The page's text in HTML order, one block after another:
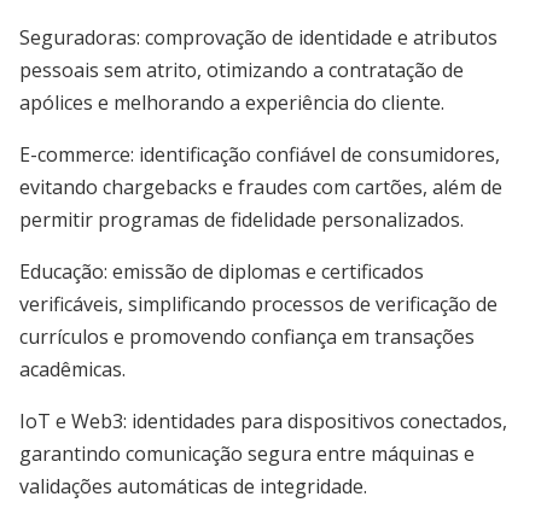
Seguradoras: comprovação de identidade e atributos
pessoais sem atrito, otimizando a contratação de
apólices e melhorando a experiência do cliente.
E-commerce: identificação confiável de consumidores,
evitando chargebacks e fraudes com cartões, além de
permitir programas de fidelidade personalizados.
Educação: emissão de diplomas e certificados
verificáveis, simplificando processos de verificação de
currículos e promovendo confiança em transações
acadêmicas.
IoT e Web3: identidades para dispositivos conectados,
garantindo comunicação segura entre máquinas e
validações automáticas de integridade.